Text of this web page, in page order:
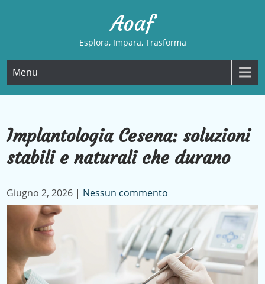
Aoaf
Esplora, Impara, Trasforma
Menu
Implantologia Cesena: soluzioni
stabili e naturali che durano
Giugno 2, 2026 | Nessun commento